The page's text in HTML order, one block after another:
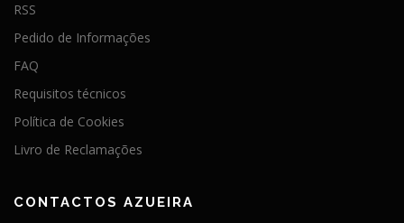
RSS
Pedido de Informações
FAQ
Requisitos técnicos
Política de Cookies
Livro de Reclamações
CONTACTOS AZUEIRA